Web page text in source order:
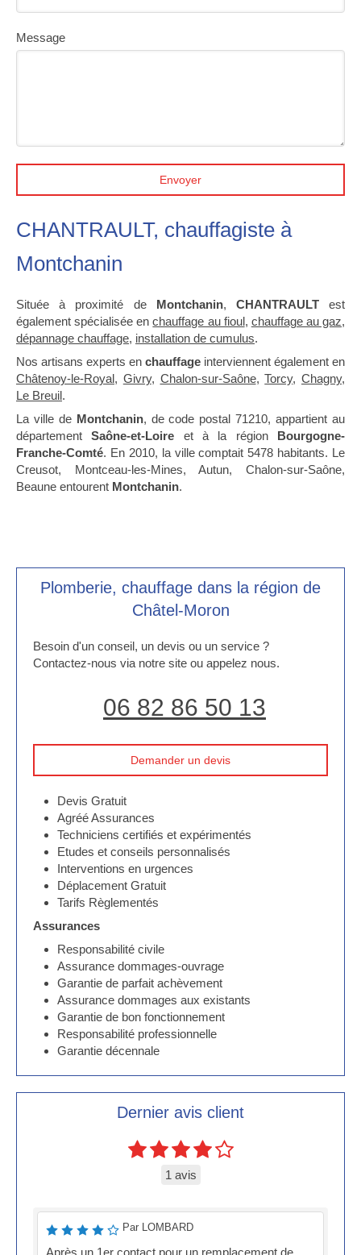
Message
Envoyer
CHANTRAULT, chauffagiste à
Montchanin
Située à proximité de Montchanin, CHANTRAULTest
également spécialisée enchauffage au fioul, chauffage au gaz,
dépannage chauffage, installation de cumulus.
Nos artisans experts en chauffage interviennent également en
Châtenoy-le-Royal, Givry, Chalon-sur-Saône,Torcy, Chagny,
Le Breuil.
La ville de Montchanin, de code postal 71210, appartient au
départementSaône-et-Loire et à la région Bourgogne-
Franche-Comté. En 2010, la ville comptait 5478 habitants. Le
Creusot, Montceau-les-Mines, Autun, Chalon-sur-Saône,
Beaune entourent Montchanin.
Plomberie, chauffage dans la région de
Châtel-Moron
Besoin d'un conseil, un devis ou un service ?
Contactez-nous via notre site ou appelez nous.
06 82 86 50 13
Demander un devis
Devis Gratuit
Agréé Assurances
Techniciens certifiés et expérimentés
Etudes et conseils personnalisés
Interventions en urgences
Déplacement Gratuit
Tarifs Règlementés
Assurances
Responsabilité civile
Assurance dommages-ouvrage
Garantie de parfait achèvement
Assurance dommages aux existants
Garantie de bon fonctionnement
Responsabilité professionnelle
Garantie décennale
Dernier avis client
1 avis
Par LOMBARD